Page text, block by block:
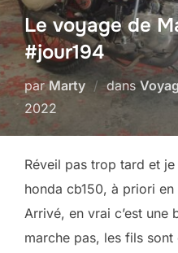
Le voyage de
#jour194
parMarty dans
2022
Réveil pas trop tard et
honda cb150, à priori
Arrivé, en vrai c’est une
marche pas, les fils